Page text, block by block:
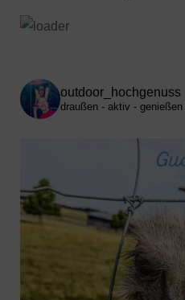
outdoor_hochgenuss
draußen - aktiv - genießen